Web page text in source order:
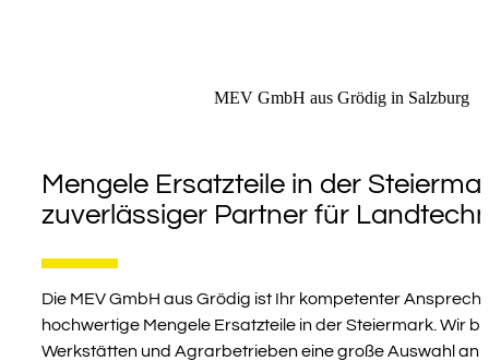
MEV GmbH aus Grödig in Salzburg
Mengele Ersatzteile in der
zuverlässiger Partner für
Die MEV GmbH aus Grödig ist Ihr kompetenter
hochwertige Mengele Ersatzteile in der Steiermark. Wir
Werkstätten und Agrarbetrieben eine große Auswahl an